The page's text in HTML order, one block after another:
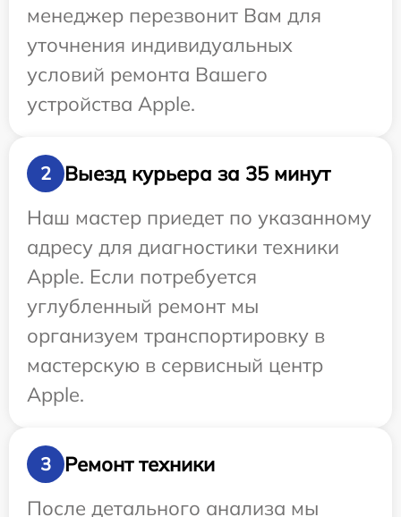
менеджер перезвонит Вам для
уточнения индивидуальных
условий ремонта Вашего
устройства Apple.
2
Выезд курьера за 35 минут
Наш мастер приедет по указанному
адресу для диагностики техники
Apple. Если потребуется
углубленный ремонт мы
организуем транспортировку в
мастерскую в сервисный центр
Apple.
3
Ремонт техники
После детального анализа мы